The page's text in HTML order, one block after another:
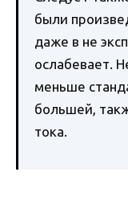
были
даже в не
ослабевает.
меньше
большей,
тока.